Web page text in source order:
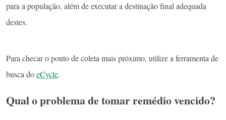
para a população, além de executar a destinação final adequada
destes.
Para checar o ponto de coleta mais próximo, utilize a ferramenta de
busca doeCycle.
Qual o problema de tomar remédio vencido?